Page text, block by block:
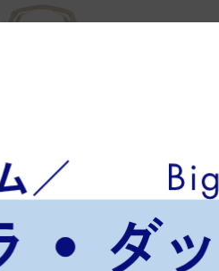
Hatena